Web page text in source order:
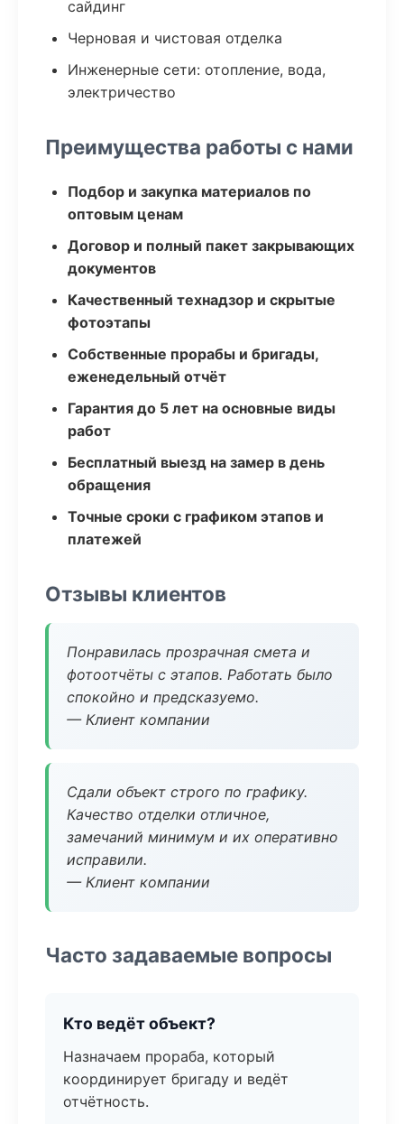
сайдинг
Черновая и чистовая отделка
Инженерные сети: отопление, вода,
электричество
Преимущества работы с нами
Подбор и закупка материалов по
оптовым ценам
Договор и полный пакет закрывающих
документов
Качественный технадзор и скрытые
фотоэтапы
Собственные прорабы и бригады,
еженедельный отчёт
Гарантия до 5 лет на основные виды
работ
Бесплатный выезд на замер в день
обращения
Точные сроки с графиком этапов и
платежей
Отзывы клиентов
Понравилась прозрачная смета и
фотоотчёты с этапов. Работать было
спокойно и предсказуемо.
— Клиент компании
Сдали объект строго по графику.
Качество отделки отличное,
замечаний минимум и их оперативно
исправили.
— Клиент компании
Часто задаваемые вопросы
Кто ведёт объект?
Назначаем прораба, который
координирует бригаду и ведёт
отчётность.